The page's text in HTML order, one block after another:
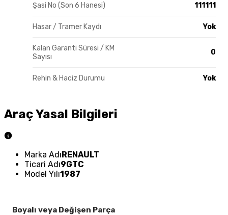
Şasi No (Son 6 Hanesi) 111111
Hasar / Tramer Kaydı Yok
Kalan Garanti Süresi / KM
Sayısı
0
Rehin & Haciz Durumu Yok
Araç Yasal Bilgileri
Marka AdıRENAULT
Ticari Adı9GTC
Model Yılı1987
Boyalı veya Değişen Parça